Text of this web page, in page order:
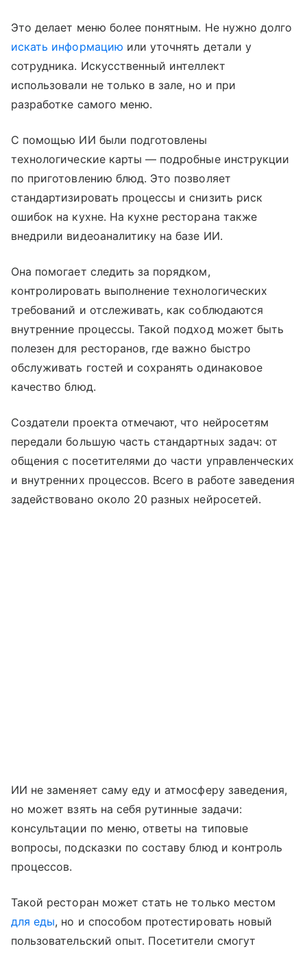
Это делает меню более понятным. Не нужно долго
искать информацию или уточнять детали у
сотрудника. Искусственный интеллект
использовали не только в зале, но и при
разработке самого меню.
С помощью ИИ были подготовлены
технологические карты — подробные инструкции
по приготовлению блюд. Это позволяет
стандартизировать процессы и снизить риск
ошибок на кухне. На кухне ресторана также
внедрили видеоаналитику на базе ИИ.
Она помогает следить за порядком,
контролировать выполнение технологических
требований и отслеживать, как соблюдаются
внутренние процессы. Такой подход может быть
полезен для ресторанов, где важно быстро
обслуживать гостей и сохранять одинаковое
качество блюд.
Создатели проекта отмечают, что нейросетям
передали большую часть стандартных задач: от
общения с посетителями до части управленческих
и внутренних процессов. Всего в работе заведения
задействовано около 20 разных нейросетей.
ИИ не заменяет саму еду и атмосферу заведения,
но может взять на себя рутинные задачи:
консультации по меню, ответы на типовые
вопросы, подсказки по составу блюд и контроль
процессов.
Такой ресторан может стать не только местом
для еды, но и способом протестировать новый
пользовательский опыт. Посетители смогут